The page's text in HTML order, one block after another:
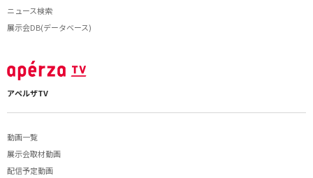
ニュース検索
展示会DB(データベース)
アペルザTV
動画一覧
展示会取材動画
配信予定動画